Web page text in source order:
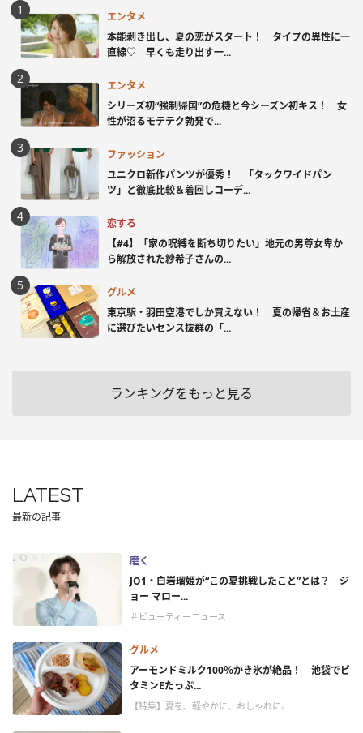
エンタメ
本能剥き出し、夏の恋がスタート！ タイプの異性に一
直線♡ 早くも走り出す一...
エンタメ
シリーズ初“強制帰国”の危機と今シーズン初キス！ 女
性が沼るモテテク勃発で...
ファッション
ユニクロ新作パンツが優秀！ 「タックワイドパン
ツ」と徹底比較＆着回しコーデ...
恋する
【#4】「家の呪縛を断ち切りたい」地元の男尊女卑か
ら解放された紗希子さんの...
グルメ
東京駅・羽田空港でしか買えない！ 夏の帰省＆お土産
に選びたいセンス抜群の「...
ランキングをもっと見る
LATEST
最新の記事
磨く
JO1・白岩瑠姫が“この夏挑戦したこと”とは？ ジ
ョー マロー...
＃ビューティーニュース
グルメ
アーモンドミルク100％かき氷が絶品！ 池袋でビ
タミンEたっぷ...
【特集】夏を、軽やかに、おしゃれに。